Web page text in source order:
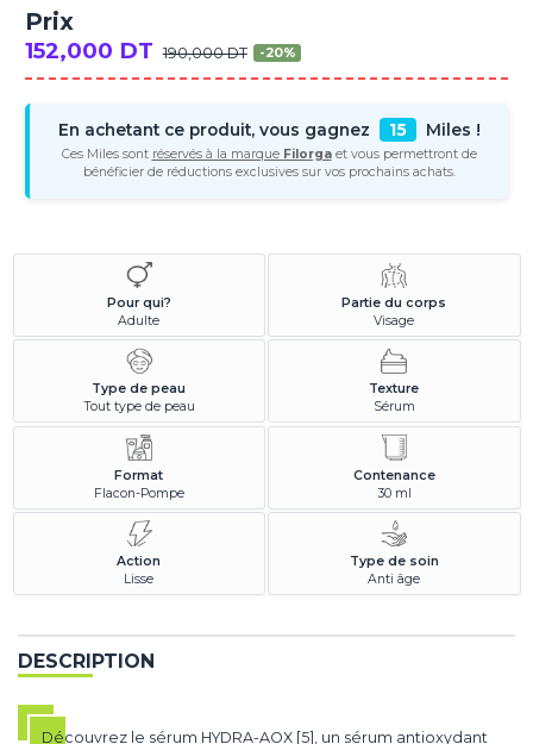
Prix
152,000 DT 190,000 DT -20%
En achetant ce produit, vous gagnez 15 Miles !
Ces Miles sont réservés à la marque Filorgaet vous permettront de
bénéficier de réductions exclusives sur vos prochains achats.
Pour qui?
Adulte
Partie du corps
Visage
Type de peau
Tout type de peau
Texture
Sérum
Format
Flacon-Pompe
Contenance
30 ml
Action
Lisse
Type de soin
Anti âge
DESCRIPTION
Découvrez le sérum HYDRA-AOX [5], un sérum antioxydant